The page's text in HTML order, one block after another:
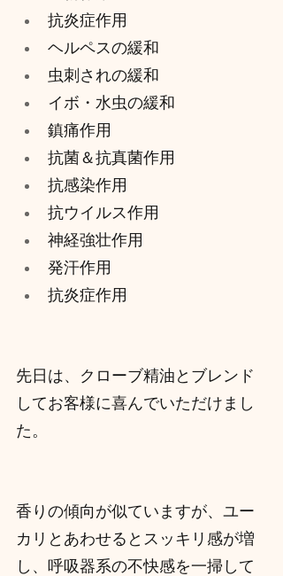
抗炎症作用
ヘルペスの緩和
虫刺されの緩和
イボ・水虫の緩和
鎮痛作用
抗菌＆抗真菌作用
抗感染作用
抗ウイルス作用
神経強壮作用
発汗作用
抗炎症作用
先日は、クローブ精油とブレンド
してお客様に喜んでいただけまし
た。
香りの傾向が似ていますが、ユー
カリとあわせるとスッキリ感が増
し、呼吸器系の不快感を一掃して